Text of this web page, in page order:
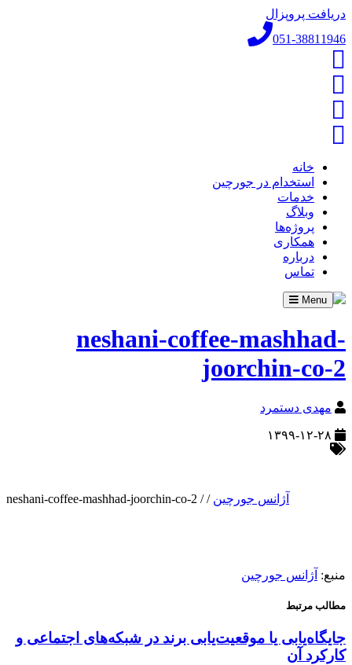
دریافت پروپزال
051-38811946
خانه
استخدام در جورچین
خدمات
وبلاگ
پروژه‌ها
همکاری
درباره
تماس
Toggle
navigation
Menu
neshani-coffee-mashhad-
joorchin-co-2
مهدی دستمرد
آژانس جورچین /
/
neshani-coffee-mashhad-joorchin-co-2
منبع: آژانس جورچین
مطالب مرتبط
جایگاه‌یابی یا موقعیت‌یابی برند در شبکه‌های اجتماعی و
کارکرد آن